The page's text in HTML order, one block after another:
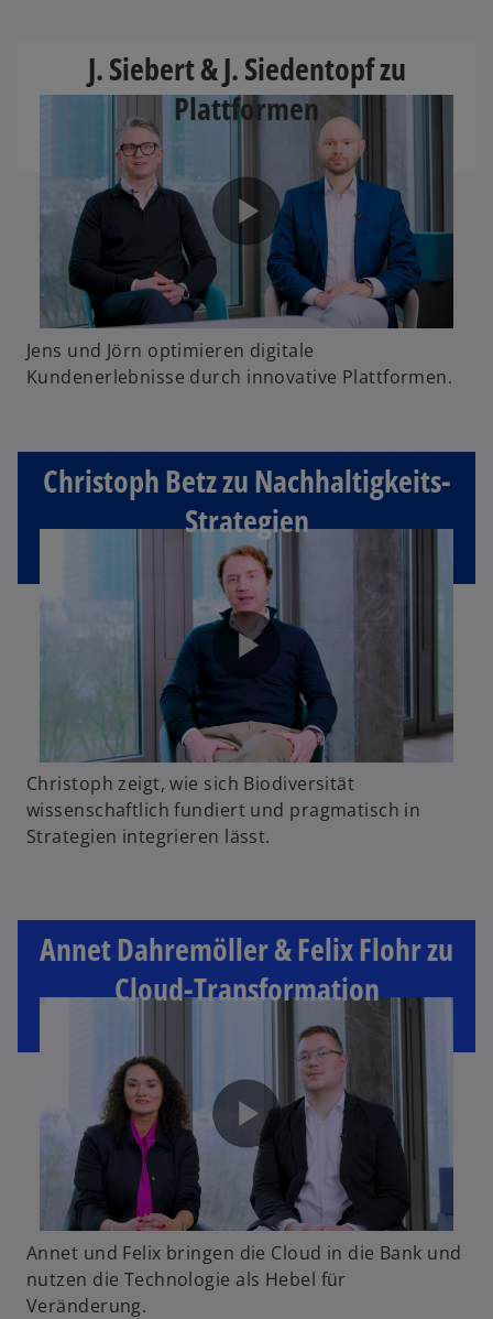
J. Siebert & J. Siedentopf zu
Plattformen
Jens und Jörn optimieren digitale
Kundenerlebnisse durch innovative Plattformen.
Christoph Betz zu Nachhaltigkeits-
Strategien
Christoph zeigt, wie sich Biodiversität
wissenschaftlich fundiert und pragmatisch in
Strategien integrieren lässt.
Annet Dahremöller & Felix Flohr zu
Cloud-Transformation
Annet und Felix bringen die Cloud in die Bank und
nutzen die Technologie als Hebel für
Veränderung.